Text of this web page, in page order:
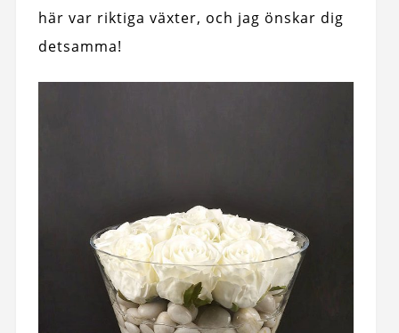
här var riktiga växter, och jag önskar dig
detsamma!